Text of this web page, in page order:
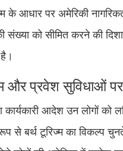
के आधार पर अमेरिकी
संख्या को सीमित करने की
और प्रवेश सुविधाओं
आदेश उन लोगों को
रूप से बर्थ टूरिज्म का विकल्प